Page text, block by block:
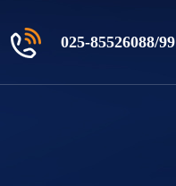
025-85526088/99